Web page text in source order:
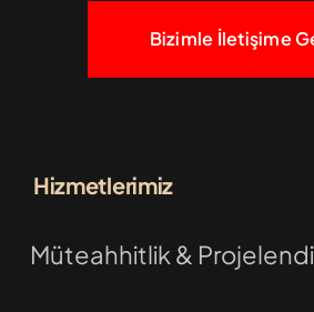
Bizimle İletişime
Hizmetlerimiz
Müteahhitlik &